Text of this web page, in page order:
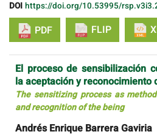
DOI https://doi.org/10.53995/
PDF FLIP
El proceso de sensibilización
la aceptación y reconocimiento
The sensitizing process as
and recognition of the being
Andrés Enrique Barrera Gaviria